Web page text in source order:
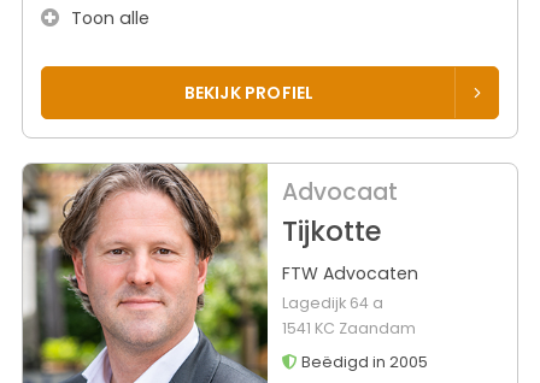
Toon alle
BEKIJK PROFIEL
Advocaat
Tijkotte
FTW Advocaten
Lagedijk 64 a
1541 KC Zaandam
Beëdigd in 2005